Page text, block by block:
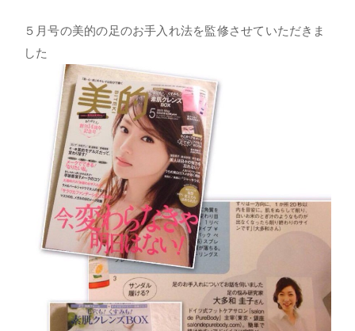
５月号の美的の足のお手入れ法を監修させていただきま
した